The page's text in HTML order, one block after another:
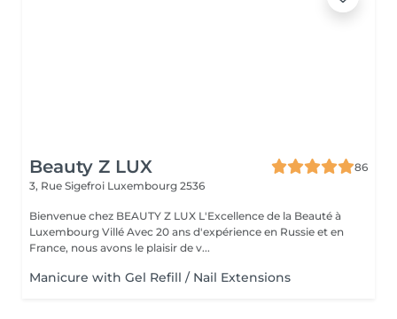
Beauty Z LUX
86
3, Rue Sigefroi Luxembourg 2536
Bienvenue chez BEAUTY Z LUX L'Excellence de la Beauté à
Luxembourg Villé Avec 20 ans d'expérience en Russie et en
France, nous avons le plaisir de v...
Manicure with Gel Refill / Nail Extensions